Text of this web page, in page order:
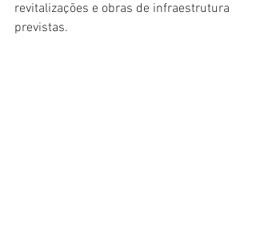
revitalizações e obras de infraestrutura
previstas.